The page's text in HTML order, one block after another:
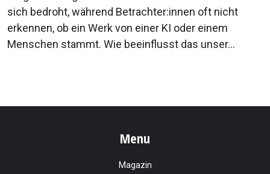
sich bedroht, während Betrachter:innen oft nicht
erkennen, ob ein Werk von einer KI oder einem
Menschen stammt. Wie beeinflusst das unser...
Menu
Magazin